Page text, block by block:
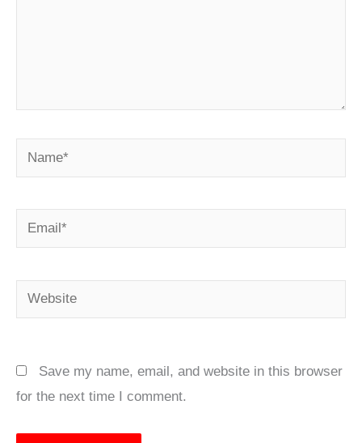
Name*
Email*
Website
Save my name, email, and website in this browser
for the next time I comment.